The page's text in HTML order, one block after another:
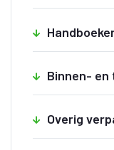
Binnen- en
Overig